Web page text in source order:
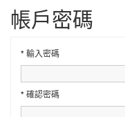
帳戶密碼
*輸入密碼
*確認密碼